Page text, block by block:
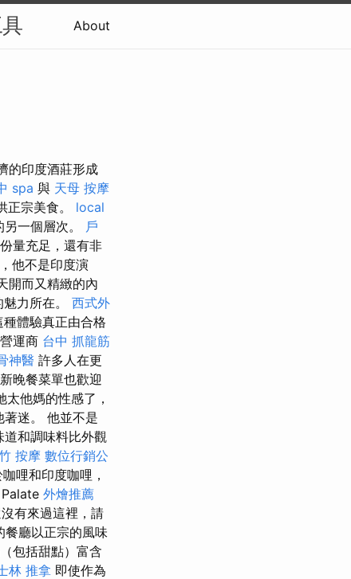
About
的印度酒莊形成
spa 與 天母 按摩
正宗美食。 local
一個層次。 戶
量充足，還有非
他不是印度演
開而又精緻的內
力所在。 西式外
種體驗真正由合格
運商 台中 抓龍筋
神醫 許多人在更
晚餐菜單也歡迎
他媽的性感了，
迷。 他並不是
和調味料比外觀
按摩 數位行銷公
哩和印度咖哩，
Palate 外燴推薦
有來過這裡，請
餐廳以正宗的風味
包括甜點）富含
林 推拿 即使作為